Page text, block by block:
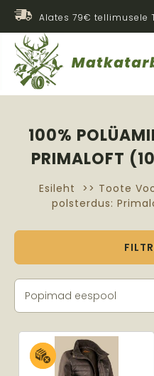
Alates 79€ tellimusele
100%
PRIMALOFT
Esileht
>> Toote
polsterdus: